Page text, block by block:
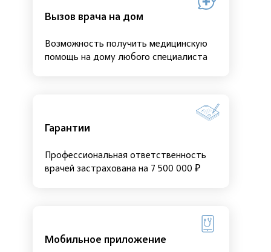
Вызов врача на дом
Возможность получить медицинскую
помощь на дому любого специалиста
Гарантии
Профессиональная ответственность
врачей застрахована на 7 500 000 ₽
Мобильное приложение